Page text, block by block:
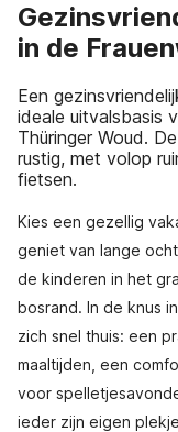
in de
Een
ideale uitvalsbasis
Thüringer Woud.
rustig, met volop
fietsen.
Kies een gezellig
geniet van lange
de kinderen in het
bosrand. In de knus
zich snel thuis: een
maaltijden, een
voor
ieder zijn eigen